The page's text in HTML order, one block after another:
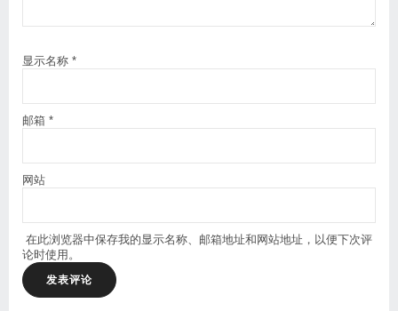
显示名称 *
邮箱 *
网站
在此浏览器中保存我的显示名称、邮箱地址和网站地址，以便下次评
论时使用。